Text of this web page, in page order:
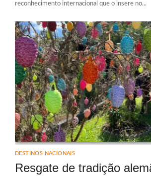
reconhecimento internacional que o insere no...
DESTINOS NACIONAIS
Resgate de tradição